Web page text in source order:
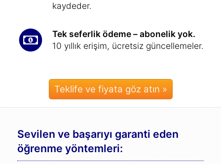
kaydeder.
Tek seferlik ödeme – abonelik yok.
10 yıllık erişim, ücretsiz güncellemeler.
Teklife ve fiyata göz atın »
Sevilen ve başarıyı garanti eden
öğrenme yöntemleri: